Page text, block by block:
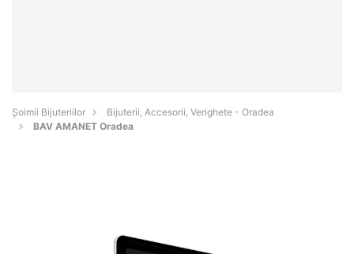
Şoimii Bijuteriilor
Bijuterii, Accesorii, Verighete - Oradea
BAV AMANET Oradea